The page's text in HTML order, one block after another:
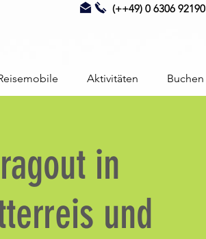
(++49) 0 6306 92190
Aktivitäten Buchen
in
und